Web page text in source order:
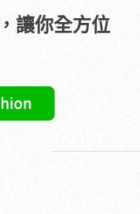
，讓你全方位